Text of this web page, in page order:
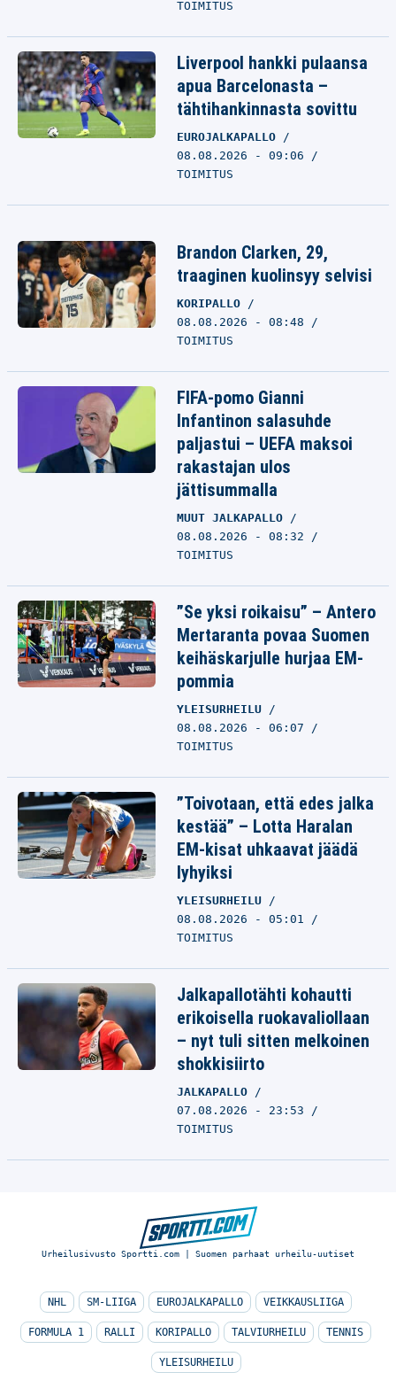
TOIMITUS
Liverpool hankki pulaansa
apua Barcelonasta –
tähtihankinnasta sovittu
EUROJALKAPALLO
08.08.2026 - 09:06
TOIMITUS
Brandon Clarken, 29,
traaginen kuolinsyy selvisi
KORIPALLO
08.08.2026 - 08:48
TOIMITUS
FIFA-pomo Gianni
Infantinon salasuhde
paljastui – UEFA maksoi
rakastajan ulos
jättisummalla
MUUT JALKAPALLO
08.08.2026 - 08:32
TOIMITUS
”Se yksi roikaisu” – Antero
Mertaranta povaa Suomen
keihäskarjulle hurjaa EM-
pommia
YLEISURHEILU
08.08.2026 - 06:07
TOIMITUS
”Toivotaan, että edes jalka
kestää” – Lotta Haralan
EM-kisat uhkaavat jäädä
lyhyiksi
YLEISURHEILU
08.08.2026 - 05:01
TOIMITUS
Jalkapallotähti kohautti
erikoisella ruokavaliollaan
– nyt tuli sitten melkoinen
shokkisiirto
JALKAPALLO
07.08.2026 - 23:53
TOIMITUS
Urheilusivusto Sportti.com | Suomen parhaat urheilu-uutiset
NHL SM-LIIGA EUROJALKAPALLO VEIKKAUSLIIGA
FORMULA 1 RALLI KORIPALLO TALVIURHEILU TENNIS
YLEISURHEILU